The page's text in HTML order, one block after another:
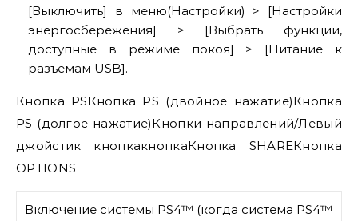
[Выключить] в меню(Настройки) > [Настройки
энергосбережения] > [Выбрать функции,
доступные в режиме покоя] > [Питание к
разъемам USB].
Кнопка PSКнопка PS (двойное нажатие)Кнопка
PS (долгое нажатие)Кнопки направлений/Левый
джойстик кнопкакнопкаКнопка SHAREКнопка
OPTIONS
Включение системы PS4™ (когда система PS4™